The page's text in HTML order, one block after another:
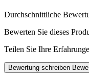
Durchschnittliche
Bewerten Sie dieses
Teilen Sie Ihre
Bewertung schreiben